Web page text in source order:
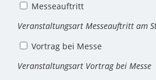
Messeauftritt
Veranstaltungsart Messeauftritt am
Vortrag bei Messe
Veranstaltungsart Vortrag bei Messe